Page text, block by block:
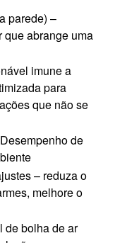
parede) –
que abrange uma
imune a
para
que não se
de
– reduza o
melhore o
de bolha de ar